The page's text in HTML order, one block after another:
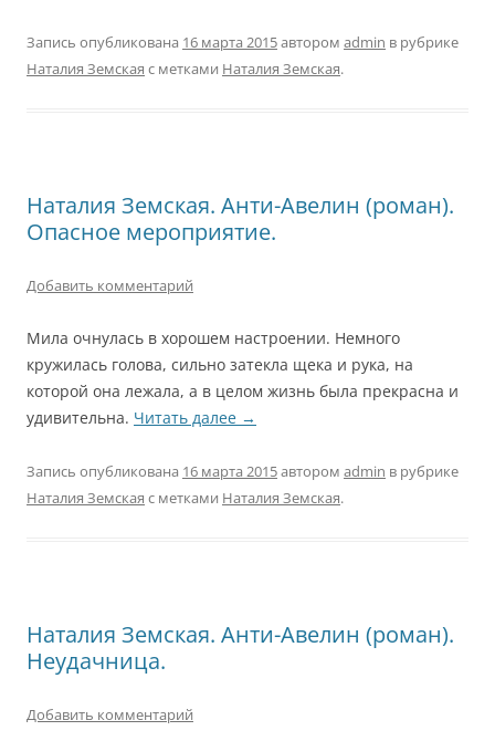
Запись опубликована 16 марта 2015автором admin в рубрике
Наталия Земская с метками Наталия Земская.
Наталия Земская. Анти-Авелин (роман).
Опасное мероприятие.
Добавить комментарий
Мила очнулась в хорошем настроении. Немного
кружилась голова, сильно затекла щека и рука, на
которой она лежала, а в целом жизнь была прекрасна и
удивительна. Читать далее →
Запись опубликована 16 марта 2015автором admin в рубрике
Наталия Земская с метками Наталия Земская.
Наталия Земская. Анти-Авелин (роман).
Неудачница.
Добавить комментарий